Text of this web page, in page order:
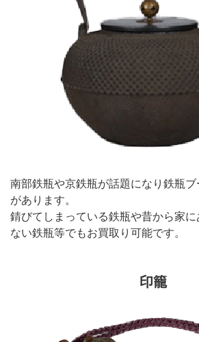
南部鉄瓶や京鉄瓶が話題になり鉄瓶
があります。
錆びてしまっている鉄瓶や昔から家
ない鉄瓶等でもお買取り可能です。
印籠